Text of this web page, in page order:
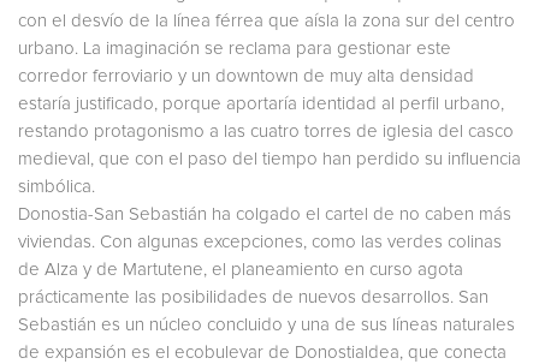
con el desvío de la línea férrea que aísla la zona sur del centro
urbano. La imaginación se reclama para gestionar este
corredor ferroviario y un downtown de muy alta densidad
estaría justificado, porque aportaría identidad al perfil urbano,
restando protagonismo a las cuatro torres de iglesia del casco
medieval, que con el paso del tiempo han perdido su influencia
simbólica.
Donostia-San Sebastián ha colgado el cartel de no caben más
viviendas. Con algunas excepciones, como las verdes colinas
de Alza y de Martutene, el planeamiento en curso agota
prácticamente las posibilidades de nuevos desarrollos. San
Sebastián es un núcleo concluido y una de sus líneas naturales
de expansión es el ecobulevar de Donostialdea, que conecta